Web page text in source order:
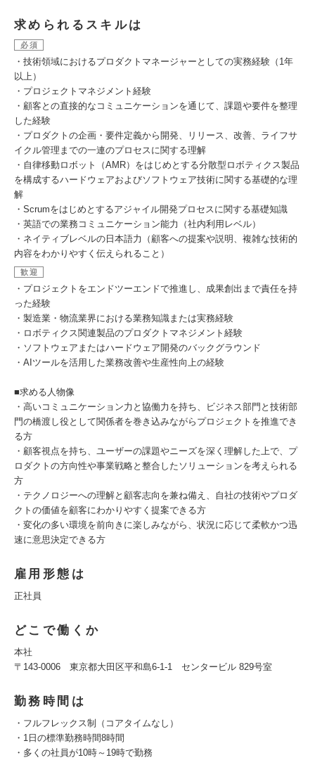
求められるスキルは
必須
・技術領域におけるプロダクトマネージャーとしての実務経験（1年
以上）
・プロジェクトマネジメント経験
・顧客との直接的なコミュニケーションを通じて、課題や要件を整理
した経験
・プロダクトの企画・要件定義から開発、リリース、改善、ライフサ
イクル管理までの一連のプロセスに関する理解
・自律移動ロボット（AMR）をはじめとする分散型ロボティクス製品
を構成するハードウェアおよびソフトウェア技術に関する基礎的な理
解
・Scrumをはじめとするアジャイル開発プロセスに関する基礎知識
・英語での業務コミュニケーション能力（社内利用レベル）
・ネイティブレベルの日本語力（顧客への提案や説明、複雑な技術的
内容をわかりやすく伝えられること）
歓迎
・プロジェクトをエンドツーエンドで推進し、成果創出まで責任を持
った経験
・製造業・物流業界における業務知識または実務経験
・ロボティクス関連製品のプロダクトマネジメント経験
・ソフトウェアまたはハードウェア開発のバックグラウンド
・AIツールを活用した業務改善や生産性向上の経験
■求める人物像
・高いコミュニケーション力と協働力を持ち、ビジネス部門と技術部
門の橋渡し役として関係者を巻き込みながらプロジェクトを推進でき
る方
・顧客視点を持ち、ユーザーの課題やニーズを深く理解した上で、プ
ロダクトの方向性や事業戦略と整合したソリューションを考えられる
方
・テクノロジーへの理解と顧客志向を兼ね備え、自社の技術やプロダ
クトの価値を顧客にわかりやすく提案できる方
・変化の多い環境を前向きに楽しみながら、状況に応じて柔軟かつ迅
速に意思決定できる方
雇用形態は
正社員
どこで働くか
本社
〒143-0006 東京都大田区平和島6-1-1 センタービル 829号室
勤務時間は
・フルフレックス制（コアタイムなし）
・1日の標準勤務時間8時間
・多くの社員が10時～19時で勤務